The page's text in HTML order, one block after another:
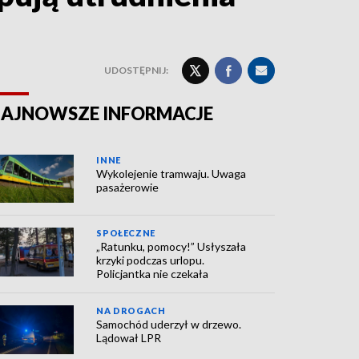
UDOSTĘPNIJ:
INFORMACJE
INNE
Wykolejenie tramwaju. Uwaga
pasażerowie
SPOŁECZNE
„Ratunku, pomocy!” Usłyszała
krzyki podczas urlopu.
Policjantka nie czekała
NA DROGACH
Samochód uderzył w drzewo.
Lądował LPR